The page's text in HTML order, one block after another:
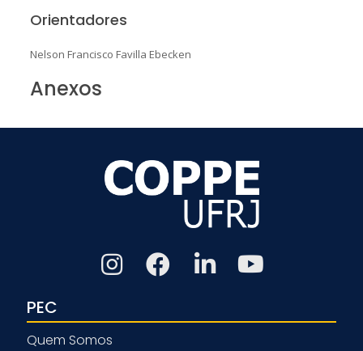
Orientadores
Nelson Francisco Favilla Ebecken
Anexos
PEC
Quem Somos